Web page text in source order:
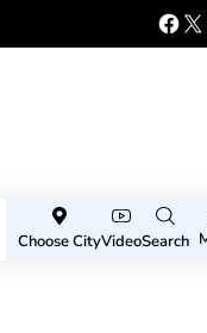
Choose CityVideoSearch